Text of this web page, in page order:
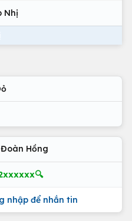
Nhị
Đoàn Hồng
nhập để nhắn tin